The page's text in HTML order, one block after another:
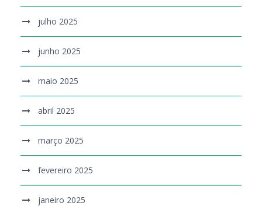
julho 2025
junho 2025
maio 2025
abril 2025
março 2025
fevereiro 2025
janeiro 2025